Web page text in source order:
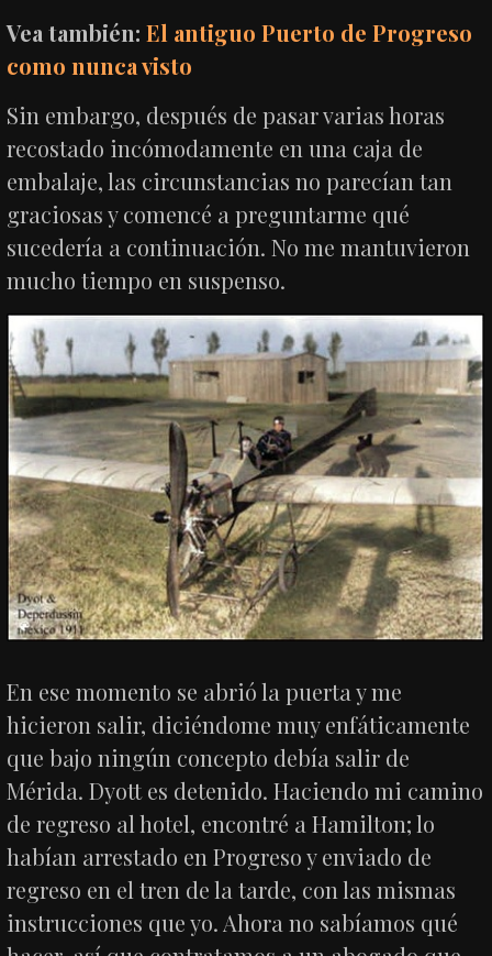
Vea también:El antiguo Puerto de Progreso
como nunca visto
Sin embargo, después de pasar varias horas
recostado incómodamente en una caja de
embalaje, las circunstancias no parecían tan
graciosas y comencé a preguntarme qué
sucedería a continuación. No me mantuvieron
mucho tiempo en suspenso.
En ese momento se abrió la puerta y me
hicieron salir, diciéndome muy enfáticamente
que bajo ningún concepto debía salir de
Mérida. Dyott es detenido. Haciendo mi camino
de regreso al hotel, encontré a Hamilton; lo
habían arrestado en Progreso y enviado de
regreso en el tren de la tarde, con las mismas
instrucciones que yo. Ahora no sabíamos qué